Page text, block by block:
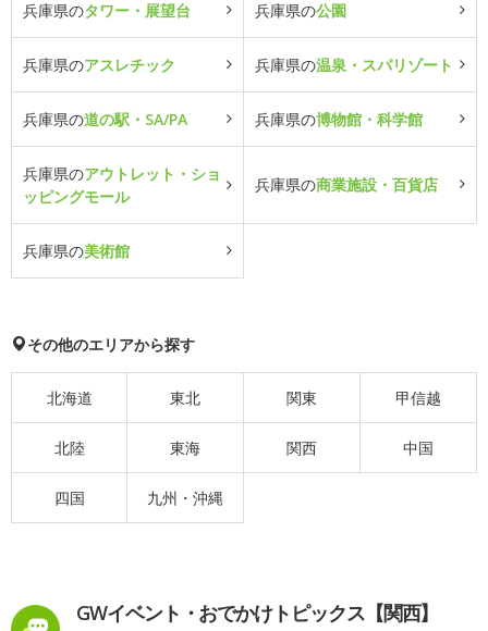
兵庫県のタワー・展望台 兵庫県の公園
兵庫県のアスレチック 兵庫県の温泉・スパリゾート
兵庫県の道の駅・SA/PA 兵庫県の博物館・科学館
兵庫県のアウトレット・ショ
ッピングモール
兵庫県の商業施設・百貨店
兵庫県の美術館
その他のエリアから探す
北海道 東北 関東 甲信越
北陸 東海 関西 中国
四国 九州・沖縄
GWイベント・おでかけトピックス【関西】